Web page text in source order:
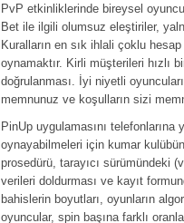
PvP etkinliklerinde bireysel
Bet ile ilgili olumsuz eleştiriler,
Kuralların en sık ihlali çoklu
oynamaktır. Kirli müşterileri hızlı
doğrulanması. İyi niyetli
memnunuz ve koşulların sizi
PinUp uygulamasını telefonlarına
oynayabilmeleri için kumar
prosedürü, tarayıcı sürümündeki
verileri doldurması ve kayıt
bahislerin boyutları, oyunların
oyuncular, spin başına farklı